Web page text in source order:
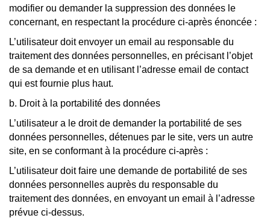
modifier ou demander la suppression des données le
concernant, en respectant la procédure ci-après énoncée :
L’utilisateur doit envoyer un email au responsable du
traitement des données personnelles, en précisant l’objet
de sa demande et en utilisant l’adresse email de contact
qui est fournie plus haut.
b. Droit à la portabilité des données
L’utilisateur a le droit de demander la portabilité de ses
données personnelles, détenues par le site, vers un autre
site, en se conformant à la procédure ci-après :
L’utilisateur doit faire une demande de portabilité de ses
données personnelles auprès du responsable du
traitement des données, en envoyant un email à l’adresse
prévue ci-dessus.